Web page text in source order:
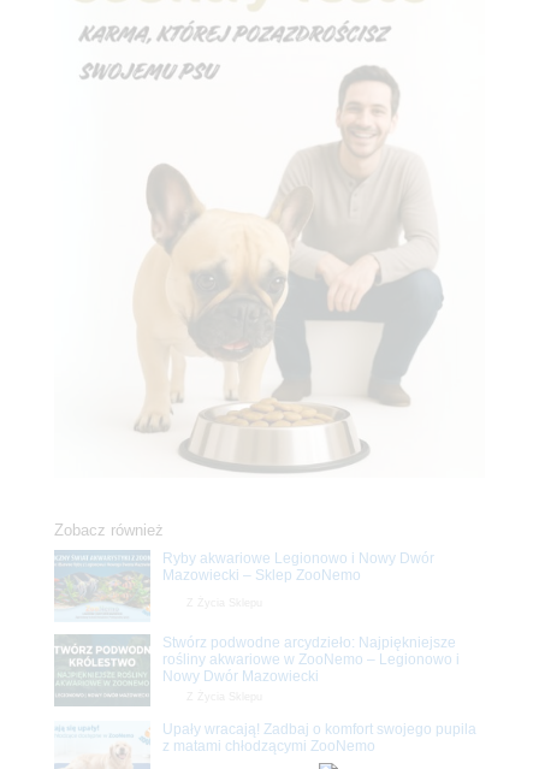
Zobacz również
Ryby akwariowe Legionowo i Nowy Dwór
Mazowiecki – Sklep ZooNemo
Stwórz podwodne arcydzieło: Najpiękniejsze
rośliny akwariowe w ZooNemo – Legionowo i
Nowy Dwór Mazowiecki
Upały wracają! Zadbaj o komfort swojego pupila
z matami chłodzącymi ZooNemo